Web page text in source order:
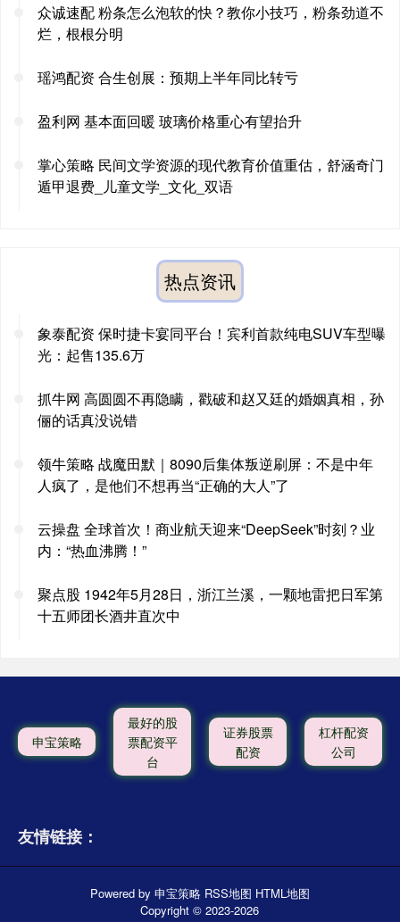
众诚速配 粉条怎么泡软的快？教你小技巧，粉条劲道不
烂，根根分明
瑶鸿配资 合生创展：预期上半年同比转亏
盈利网 基本面回暖 玻璃价格重心有望抬升
掌心策略 民间文学资源的现代教育价值重估，舒涵奇门
遁甲退费_儿童文学_文化_双语
热点资讯
象泰配资 保时捷卡宴同平台！宾利首款纯电SUV车型曝
光：起售135.6万
抓牛网 高圆圆不再隐瞒，戳破和赵又廷的婚姻真相，孙
俪的话真没说错
领牛策略 战魔田默｜8090后集体叛逆刷屏：不是中年
人疯了，是他们不想再当“正确的大人”了
云操盘 全球首次！商业航天迎来“DeepSeek”时刻？业
内：“热血沸腾！”
聚点股 1942年5月28日，浙江兰溪，一颗地雷把日军第
十五师团长酒井直次中
申宝策略
最好的股
票配资平
台
证券股票
配资
杠杆配资
公司
友情链接：
Powered by 申宝策略 RSS地图 HTML地图
Copyright© 2023-2026